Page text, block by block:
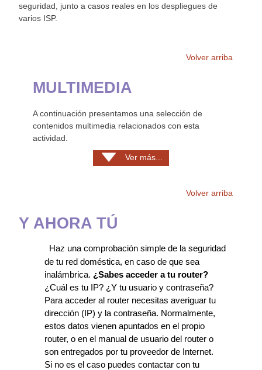
seguridad, junto a casos reales en los despliegues de
varios ISP.
Volver arriba
MULTIMEDIA
A continuación presentamos una selección de
contenidos multimedia relacionados con esta
actividad.
Ver más...
Volver arriba
Y AHORA TÚ
Haz una comprobación simple de la seguridad
de tu red doméstica, en caso de que sea
inalámbrica. ¿Sabes acceder a tu router?
¿Cuál es tu IP? ¿Y tu usuario y contraseña?
Para acceder al router necesitas averiguar tu
dirección (IP) y la contraseña. Normalmente,
estos datos vienen apuntados en el propio
router, o en el manual de usuario del router o
son entregados por tu proveedor de Internet.
Si no es el caso puedes contactar con tu